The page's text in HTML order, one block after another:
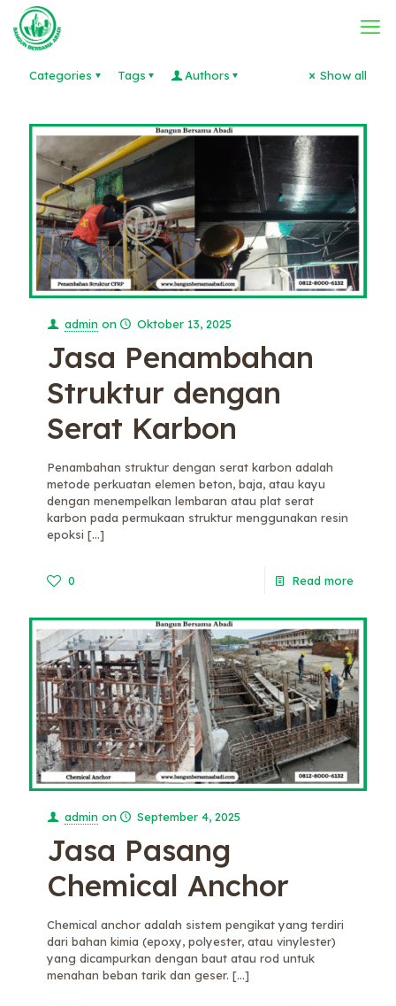
Categories Tags Authors Show all
admin on Oktober 13, 2025
Jasa Penambahan
Struktur dengan
Serat Karbon
Penambahan struktur dengan serat karbon adalah
metode perkuatan elemen beton, baja, atau kayu
dengan menempelkan lembaran atau plat serat
karbon pada permukaan struktur menggunakan resin
epoksi […]
0 Read more
admin on September 4, 2025
Jasa Pasang
Chemical Anchor
Chemical anchor adalah sistem pengikat yang terdiri
dari bahan kimia (epoxy, polyester, atau vinylester)
yang dicampurkan dengan baut atau rod untuk
menahan beban tarik dan geser. […]